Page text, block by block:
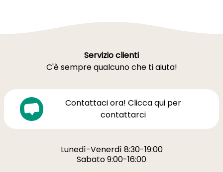
Servizio clienti
C'è sempre qualcuno che ti aiuta!
Contattaci ora! Clicca qui per
contattarci
Lunedì-Venerdì 8:30-19:00
Sabato 9:00-16:00